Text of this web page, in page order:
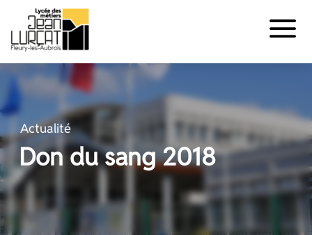
contenu
Actualité
Don du sang 2018
Panneau de gestion des cookies